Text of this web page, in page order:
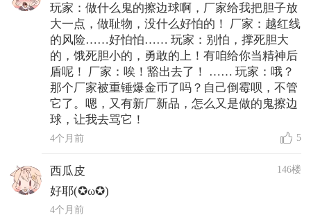
玩家：做什么鬼的擦边球啊，厂家给我把胆子放
大一点，做耻物，没什么好怕的！ 厂家：越红线
的风险……好怕怕…… 玩家：别怕，撑死胆大
的，饿死胆小的，勇敢的上！有咱给你当精神后
盾呢！ 厂家：唉！豁出去了！ …… 玩家：哦？
那个厂家被重锤爆金币了吗？自己倒霉呗，不管
它了。嗯，又有新厂新品，怎么又是做的鬼擦边
球，让我去骂它！
4个月前 5
西瓜皮 146楼
好耶(✪ω✪)
4个月前